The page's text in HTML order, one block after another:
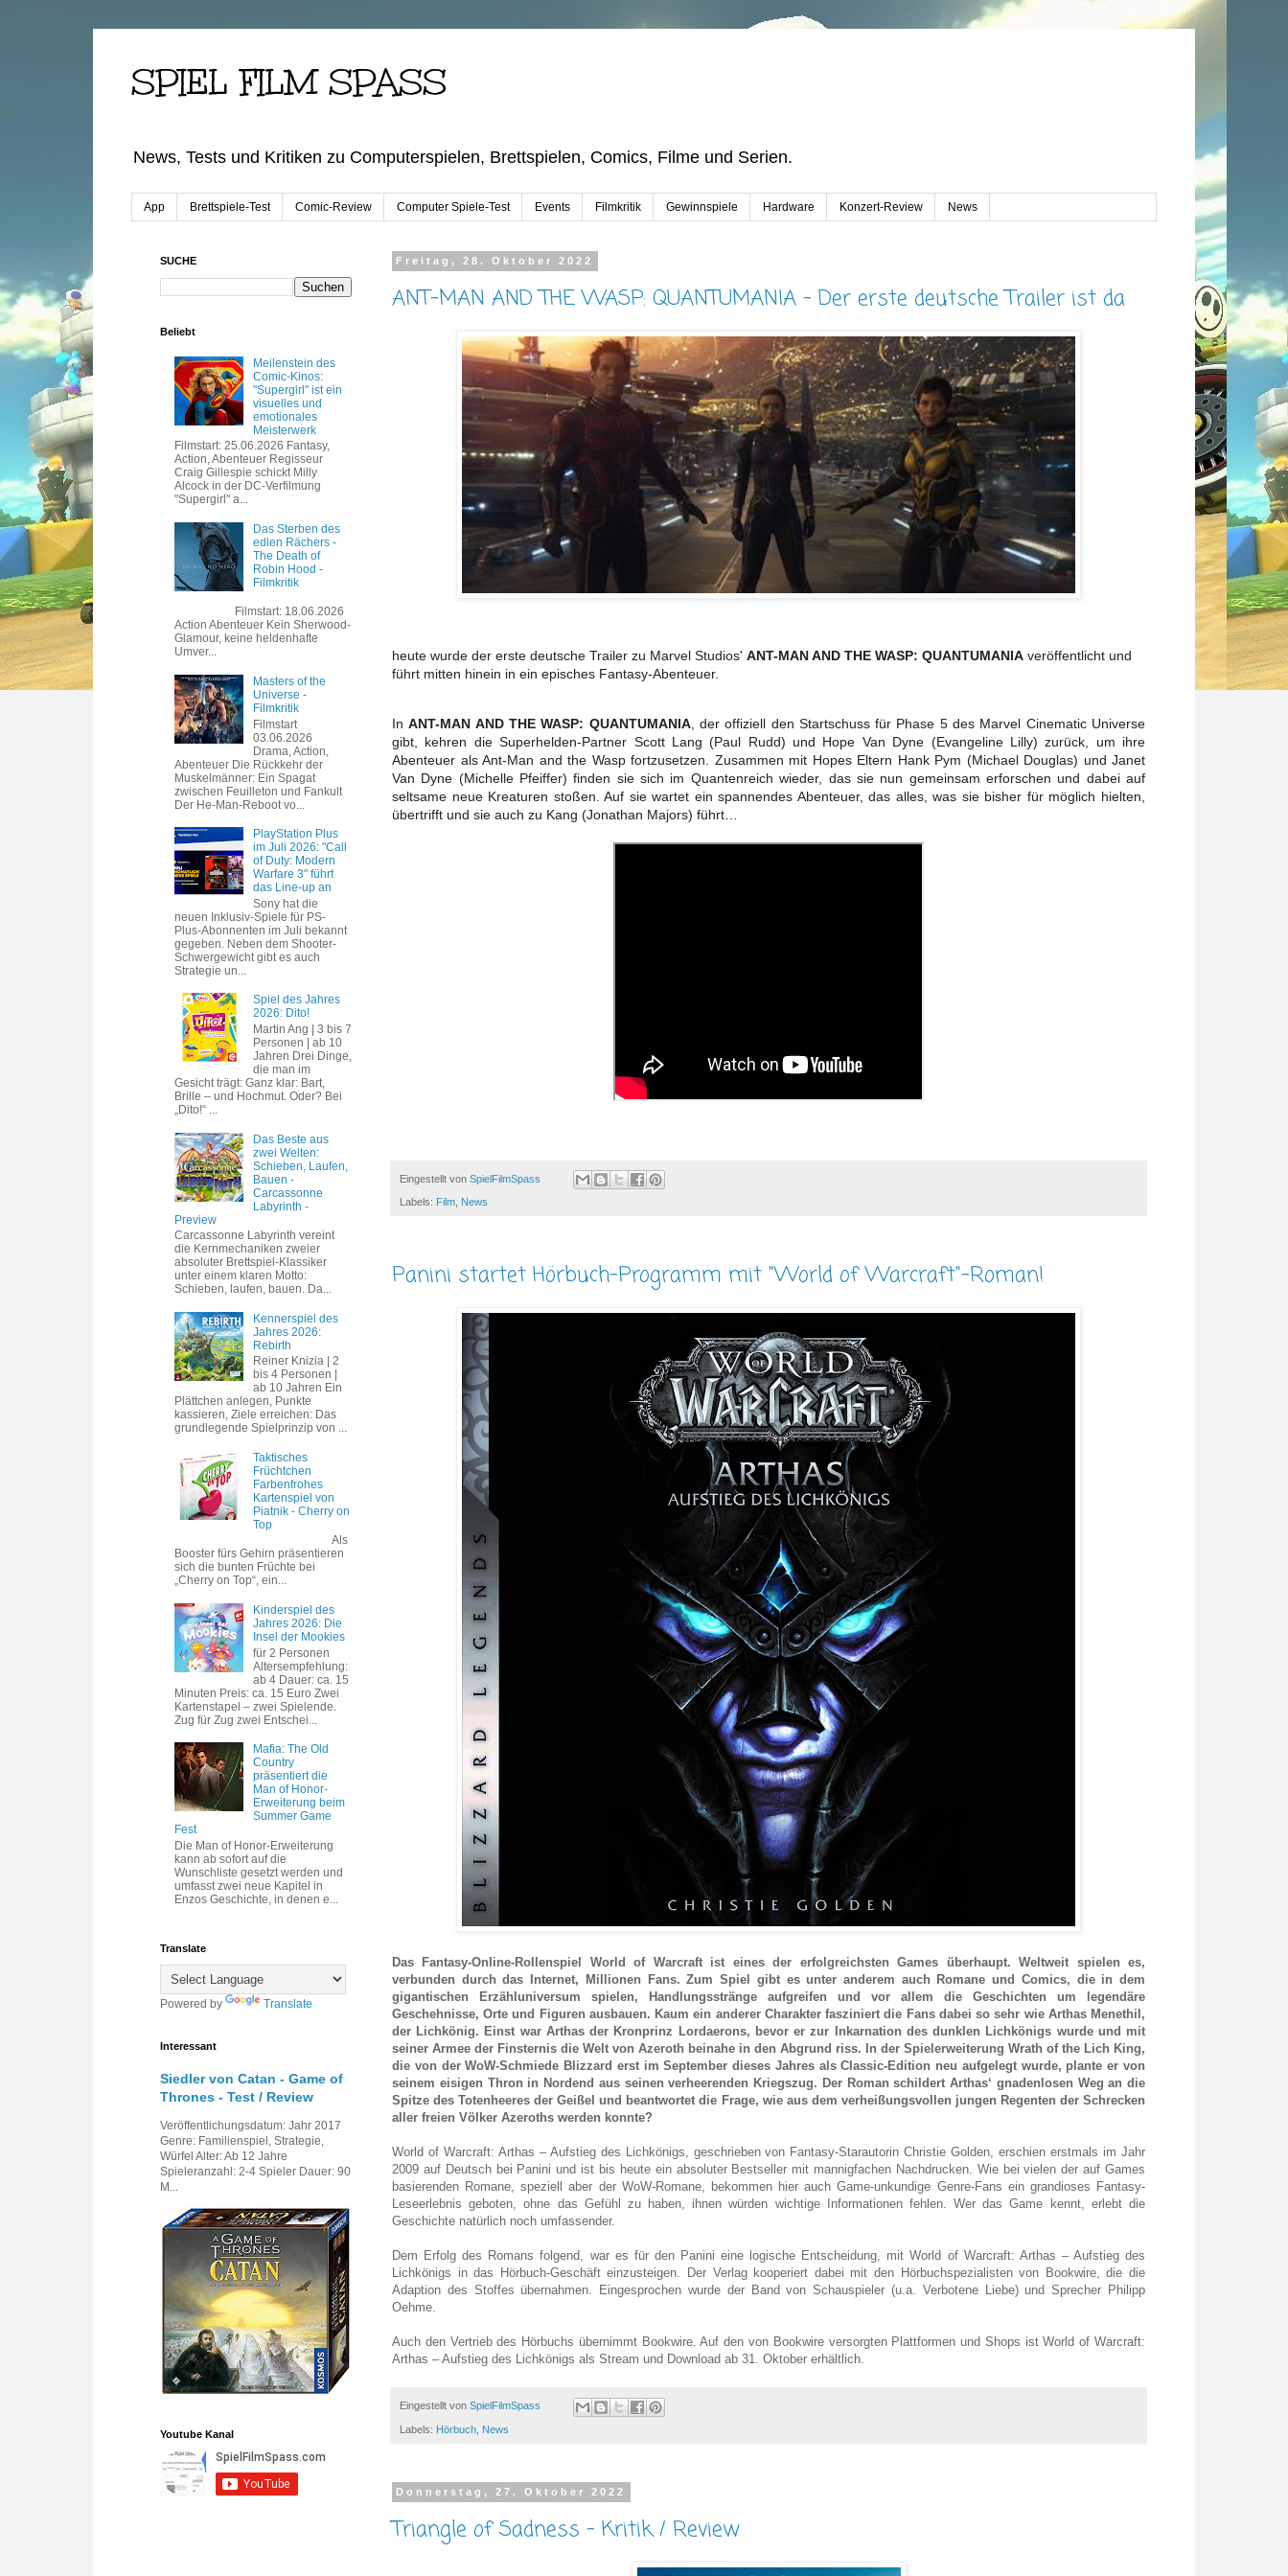
SPIEL FILM SPASS
News, Tests und Kritiken zu Computerspielen, Brettspielen, Comics, Filme und Serien.
App Brettspiele-Test Comic-Review Computer Spiele-Test Events Filmkritik Gewinnspiele Hardware Konzert-Review News
Freitag, 28. Oktober 2022
ANT-MAN AND THE WASP: QUANTUMANIA - Der erste deutsche Trailer ist da
heute wurde der erste deutsche Trailer zu Marvel Studios' ANT-MAN AND THE WASP: QUANTUMANIA veröffentlicht und
führt mitten hinein in ein episches Fantasy-Abenteuer.
InANT-MAN AND THE WASP: QUANTUMANIA, der offiziell den Startschuss für Phase 5 des Marvel Cinematic Universe
gibt, kehren die Superhelden-Partner Scott Lang (Paul Rudd) und Hope Van Dyne (Evangeline Lilly) zurück, um ihre
Abenteuer als Ant-Man and the Wasp fortzusetzen. Zusammen mit Hopes Eltern Hank Pym (Michael Douglas) und Janet
Van Dyne (Michelle Pfeiffer) finden sie sich im Quantenreich wieder, das sie nun gemeinsam erforschen und dabei auf
seltsame neue Kreaturen stoßen. Auf sie wartet ein spannendes Abenteuer, das alles, was sie bisher für möglich hielten,
übertrifft und sie auch zu Kang (Jonathan Majors) führt…
Eingestellt von SpielFilmSpass
Labels: Film News
Panini startet Hörbuch-Programm mit "World of Warcraft"-Roman!
Das Fantasy-Online-Rollenspiel World of Warcraft ist eines der erfolgreichsten Games überhaupt. Weltweit spielen es,
verbunden durch das Internet, Millionen Fans. Zum Spiel gibt es unter anderem auch Romane und Comics, die in dem
gigantischen Erzähluniversum spielen, Handlungsstränge aufgreifen und vor allem die Geschichten um legendäre
Geschehnisse, Orte und Figuren ausbauen. Kaum ein anderer Charakter fasziniert die Fans dabei so sehr wie Arthas Menethil,
der Lichkönig. Einst war Arthas der Kronprinz Lordaerons, bevor er zur Inkarnation des dunklen Lichkönigs wurde und mit
seiner Armee der Finsternis die Welt von Azeroth beinahe in den Abgrund riss. In der Spielerweiterung Wrath of the Lich King,
die von der WoW-Schmiede Blizzard erst im September dieses Jahres als Classic-Edition neu aufgelegt wurde, plante er von
seinem eisigen Thron in Nordend aus seinen verheerenden Kriegszug. Der Roman schildert Arthas‘ gnadenlosen Weg an die
Spitze des Totenheeres der Geißel und beantwortet die Frage, wie aus dem verheißungsvollen jungen Regenten der Schrecken
aller freien Völker Azeroths werden konnte?
World of Warcraft: Arthas – Aufstieg des Lichkönigs, geschrieben von Fantasy-Starautorin Christie Golden, erschien erstmals im Jahr
2009 auf Deutsch bei Panini und ist bis heute ein absoluter Bestseller mit mannigfachen Nachdrucken. Wie bei vielen der auf Games
basierenden Romane, speziell aber der WoW-Romane, bekommen hier auch Game-unkundige Genre-Fans ein grandioses Fantasy-
Leseerlebnis geboten, ohne das Gefühl zu haben, ihnen würden wichtige Informationen fehlen. Wer das Game kennt, erlebt die
Geschichte natürlich noch umfassender.
Dem Erfolg des Romans folgend, war es für den Panini eine logische Entscheidung, mit World of Warcraft: Arthas – Aufstieg des
Lichkönigs in das Hörbuch-Geschäft einzusteigen. Der Verlag kooperiert dabei mit den Hörbuchspezialisten von Bookwire, die die
Adaption des Stoffes übernahmen. Eingesprochen wurde der Band von Schauspieler (u.a. Verbotene Liebe) und Sprecher Philipp
Oehme.
Auch den Vertrieb des Hörbuchs übernimmt Bookwire. Auf den von Bookwire versorgten Plattformen und Shops ist World of Warcraft:
Arthas – Aufstieg des Lichkönigs als Stream und Download ab 31. Oktober erhältlich.
Eingestellt von SpielFilmSpass
Labels: Hörbuch News
Donnerstag, 27. Oktober 2022
Triangle of Sadness – Kritik / Review
SUCHE
Beliebt
Meilenstein des
Comic-Kinos:
"Supergirl" ist ein
visuelles und
emotionales
Meisterwerk
Filmstart: 25.06.2026 Fantasy,
Action, Abenteuer Regisseur
Craig Gillespie schickt Milly
Alcock in der DC-Verfilmung
"Supergirl" a...
Das Sterben des
edlen Rächers -
The Death of
Robin Hood -
Filmkritik
Filmstart: 18.06.2026
Action Abenteuer Kein Sherwood-
Glamour, keine heldenhafte
Umver...
Masters of the
Universe -
Filmkritik
Filmstart
03.06.2026
Drama, Action,
Abenteuer Die Rückkehr der
Muskelmänner: Ein Spagat
zwischen Feuilleton und Fankult
Der He-Man-Reboot vo...
PlayStation Plus
im Juli 2026: "Call
of Duty: Modern
Warfare 3" führt
das Line-up an
Sony hat die
neuen Inklusiv-Spiele für PS-
Plus-Abonnenten im Juli bekannt
gegeben. Neben dem Shooter-
Schwergewicht gibt es auch
Strategie un...
Spiel des Jahres
2026: Dito!
Martin Ang | 3 bis 7
Personen | ab 10
Jahren Drei Dinge,
die man im
Gesicht trägt: Ganz klar: Bart,
Brille – und Hochmut. Oder? Bei
„Dito!“ ...
Das Beste aus
zwei Welten:
Schieben, Laufen,
Bauen -
Carcassonne
Labyrinth -
Preview
Carcassonne Labyrinth vereint
die Kernmechaniken zweier
absoluter Brettspiel-Klassiker
unter einem klaren Motto:
Schieben, laufen, bauen. Da...
Kennerspiel des
Jahres 2026:
Rebirth
Reiner Knizia | 2
bis 4 Personen |
ab 10 Jahren Ein
Plättchen anlegen, Punkte
kassieren, Ziele erreichen: Das
grundlegende Spielprinzip von ...
Taktisches
Früchtchen
Farbenfrohes
Kartenspiel von
Piatnik - Cherry on
Top
Als
Booster fürs Gehirn präsentieren
sich die bunten Früchte bei
„Cherry on Top“, ein...
Kinderspiel des
Jahres 2026: Die
Insel der Mookies
für 2 Personen
Altersempfehlung:
ab 4 Dauer: ca. 15
Minuten Preis: ca. 15 Euro Zwei
Kartenstapel – zwei Spielende.
Zug für Zug zwei Entschei...
Mafia: The Old
Country
präsentiert die
Man of Honor-
Erweiterung beim
Summer Game
Fest
Die Man of Honor-Erweiterung
kann ab sofort auf die
Wunschliste gesetzt werden und
umfasst zwei neue Kapitel in
Enzos Geschichte, in denen e...
Translate
Powered by Translate
Interessant
Siedler von Catan - Game of
Thrones - Test / Review
Veröffentlichungsdatum: Jahr 2017
Genre: Familienspiel, Strategie,
Würfel Alter: Ab 12 Jahre
Spieleranzahl: 2-4 Spieler Dauer: 90
M...
Youtube Kanal